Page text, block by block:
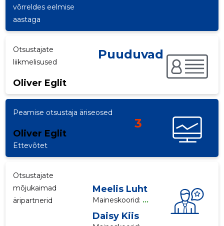
võrreldes eelmise
aastaga
Otsustajate
liikmelisused
Oliver Eglit
Puuduvad
Peamise otsustaja äriseosed
Oliver Eglit
3
Ettevõtet
Otsustajate
mõjukaimad
äripartnerid
Meelis Luht
Maineskoorid: ...
Daisy Kiis